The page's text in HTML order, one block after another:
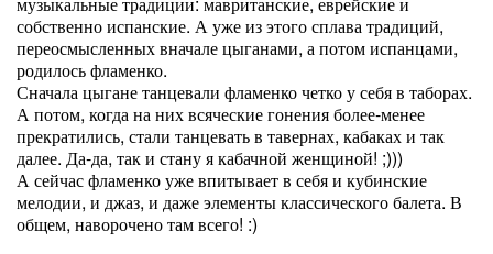
собственно испанские. А уже из этого сплава традиций,
переосмысленных вначале цыганами, а потом испанцами,
родилось фламенко.
Сначала цыгане танцевали фламенко четко у себя в таборах.
А потом, когда на них всяческие гонения более-менее
прекратились, стали танцевать в тавернах, кабаках и так
далее. Да-да, так и стану я кабачной женщиной! ;)))
А сейчас фламенко уже впитывает в себя и кубинские
мелодии, и джаз, и даже элементы классического балета. В
общем, наворочено там всего! :)